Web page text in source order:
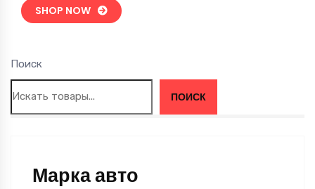
Поиск
ПОИСК
Марка авто
SHOP NOW